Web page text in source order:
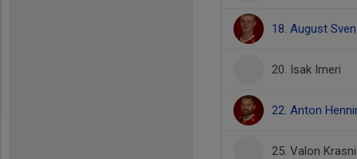
18. August
20. Isak Imeri
22. Anton
25. Valon